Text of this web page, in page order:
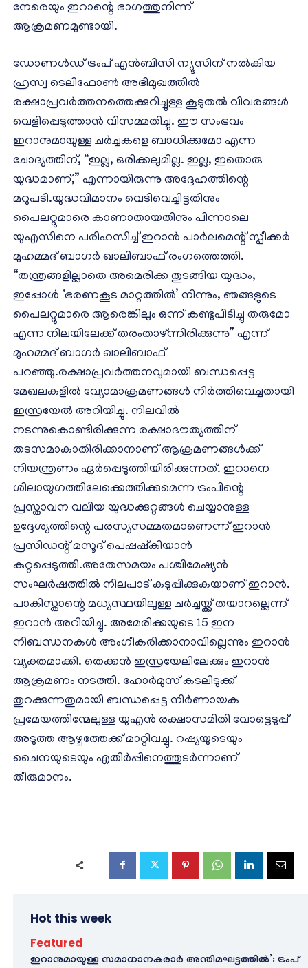
നേരെയും ഇറാന്റെ ഭാഗത്തുനിന്ന്
ആക്രമണമുണ്ടായി.
ഡോണൾഡ് ട്രംപ് എൻബിസി ന്യൂസിന് നൽകിയ
ഹ്രസ്വ ടെലിഫോൺ അഭിമുഖത്തിൽ
രക്ഷാപ്രവർത്തനത്തെക്കുറിച്ചുള്ള കൂടുതൽ വിവരങ്ങൾ
വെളിപ്പെടുത്താൻ വിസമ്മതിച്ചു. ഈ സംഭവം
ഇറാനുമായുള്ള ചർച്ചകളെ ബാധിക്കുമോ എന്ന
ചോദ്യത്തിന്, “ഇല്ല, ഒരിക്കലുമില്ല. ഇല്ല, ഇതൊരു
യുദ്ധമാണ്,” എന്നായിരുന്നു അദ്ദേഹത്തിന്റെ
മറുപടി.യുദ്ധവിമാനം വെടിവെച്ചിട്ടതിനും
പൈലറ്റുമാരെ കാണാതായതിനും പിന്നാലെ
യുഎസിനെ പരിഹസിച്ച് ഇറാൻ പാർലമെന്റ് സ്പീക്കർ
മുഹമ്മദ് ബാഗർ ഖാലിബാഫ്‌ രം​ഗത്തെത്തി.
“തന്ത്രങ്ങളില്ലാതെ അമെരിക്ക തുടങ്ങിയ യുദ്ധം,
ഇപ്പോൾ ‘ഭരണകൂട മാറ്റത്തിൽ’ നിന്നും, ഞങ്ങളുടെ
പൈലറ്റുമാരെ ആരെങ്കിലും ഒന്ന് കണ്ടുപിടിച്ചു തരുമോ
എന്ന നിലയിലേക്ക് തരംതാഴ്ന്നിരിക്കുന്നു” എന്ന്
മുഹമ്മദ് ബാഗർ ഖാലിബാഫ്‌
പറഞ്ഞു.രക്ഷാപ്രവർത്തനവുമായി ബന്ധപ്പെട്ട
മേഖലകളിൽ വ്യോമാക്രമണങ്ങൾ നിർത്തിവെച്ചതായി
ഇസ്രയേൽ അറിയിച്ചു. നിലവിൽ
നടന്നുകൊണ്ടിരിക്കുന്ന രക്ഷാദൗത്യത്തിന്
തടസമാകാതിരിക്കാനാണ് ആക്രമണങ്ങൾക്ക്
നിയന്ത്രണം ഏർപ്പെടുത്തിയിരിക്കുന്നത്. ഇറാനെ
ശിലായുഗത്തിലേക്കെത്തിക്കുമെന്ന ട്രംപിന്റെ
പ്രസ്താവന വലിയ യുദ്ധക്കുറ്റങ്ങൾ ചെയ്യാനുള്ള
ഉദ്ദേശ്യത്തിന്റെ പരസ്യസമ്മതമാണെന്ന് ഇറാൻ
പ്രസിഡന്റ് മസൂദ് പെഷഷ്‌കിയാൻ
കുറ്റപ്പെടുത്തി.അതേസമയം പശ്ചിമേഷ്യൻ
സംഘർഷത്തിൽ നിലപാട് കടുപ്പിക്കുകയാണ് ഇറാൻ.
പാകിസ്താന്റെ മധ്യസ്ഥയിലുള്ള ചർച്ചയ്ക്ക് തയാറല്ലെന്ന്
ഇറാൻ അറിയിച്ചു. അമേരിക്കയുടെ 15 ഇന
നിബന്ധനകൾ അംഗീകരിക്കാനാവില്ലെന്നും ഇറാൻ
വ്യക്തമാക്കി. തെക്കൻ ഇസ്രയേലിലേക്കും ഇറാൻ
ആക്രമണം നടത്തി. ഹോർമുസ് കടലിടുക്ക്
തുറക്കുന്നതുമായി ബന്ധപ്പെട്ട നിർണായക
പ്രമേയത്തിന്മേലുള്ള യുഎൻ രക്ഷാസമിതി വോട്ടെടുപ്പ്
അടുത്ത ആഴ്ചത്തേക്ക് മാറ്റിവച്ചു. റഷ്യയുടെയും
ചൈനയുടെയും എതിർപ്പിനെത്തുടർന്നാണ്
തീരുമാനം.
Hot this week
Featured
ഇറാനുമായുള്ള സമാധാനകരാർ അന്തിമഘട്ടത്തിൽ‌’: ട്രംപ്